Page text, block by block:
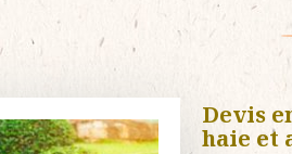
Devis
haie et